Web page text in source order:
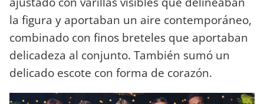
la figura y aportaban un aire contemporáneo,
combinado con finos breteles que aportaban
delicadeza al conjunto. También sumó un
delicado escote con forma de corazón.